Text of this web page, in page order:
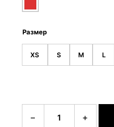
Размер
XS S M L
− +